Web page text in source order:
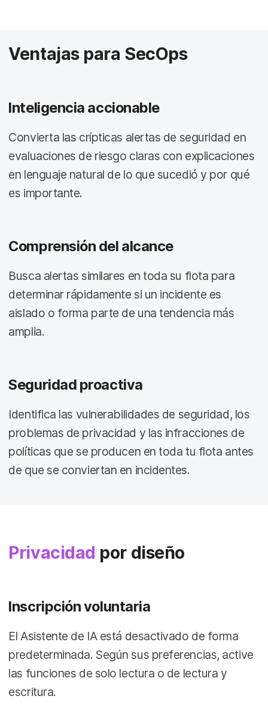
Ventajas para SecOps
Inteligencia accionable
Convierta las crípticas alertas de seguridad en
evaluaciones de riesgo claras con explicaciones
en lenguaje natural de lo que sucedió y por qué
es importante.
Comprensión del alcance
Busca alertas similares en toda su flota para
determinar rápidamente si un incidente es
aislado o forma parte de una tendencia más
amplia.
Seguridad proactiva
Identifica las vulnerabilidades de seguridad, los
problemas de privacidad y las infracciones de
políticas que se producen en toda tu flota antes
de que se conviertan en incidentes.
Privacidad por diseño
Inscripción voluntaria
El Asistente de IA está desactivado de forma
predeterminada. Según sus preferencias, active
las funciones de solo lectura o de lectura y
escritura.